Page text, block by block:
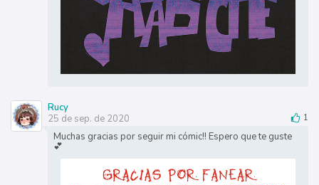
Rucy
25 de sep. de 2020
1
Muchas gracias por seguir mi cómic!! Espero que te guste
💕